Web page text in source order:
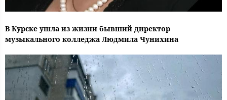
В Курске ушла из жизни бывший директор
музыкального колледжа Людмила Чунихина